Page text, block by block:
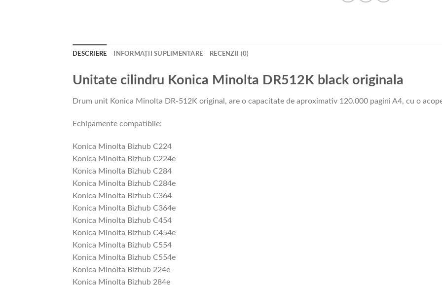
DESCRIERE INFORMAȚII SUPLIMENTARE RECENZII (0)
Unitate cilindru Konica Minolta DR512K black originala
Drum unit Konica Minolta DR-512K original, are o capacitate de aproximativ 120.000 pagini A4, cu o
Echipamente compatibile:
Konica Minolta Bizhub C224
Konica Minolta Bizhub C224e
Konica Minolta Bizhub C284
Konica Minolta Bizhub C284e
Konica Minolta Bizhub C364
Konica Minolta Bizhub C364e
Konica Minolta Bizhub C454
Konica Minolta Bizhub C454e
Konica Minolta Bizhub C554
Konica Minolta Bizhub C554e
Konica Minolta Bizhub 224e
Konica Minolta Bizhub 284e